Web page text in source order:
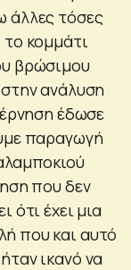
άλλες τόσες
κομμάτι
βρώσιμου
ανάλυση
έδωσε
παραγωγή
που δεν
ότι έχει μια
που και αυτό
ικανό να